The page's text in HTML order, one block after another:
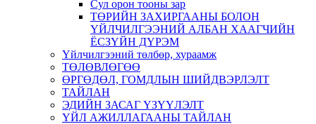
Сул орон тооны зар
ТӨРИЙН ЗАХИРГААНЫ БОЛОН
ҮЙЛЧИЛГЭЭНИЙ АЛБАН ХААГЧИЙН
ЁСЗҮЙН ДҮРЭМ
Үйлчилгээний төлбөр, хураамж
ТӨЛӨВЛӨГӨӨ
ӨРГӨДӨЛ, ГОМДЛЫН ШИЙДВЭРЛЭЛТ
ТАЙЛАН
ЭДИЙН ЗАСАГ ҮЗҮҮЛЭЛТ
ҮЙЛ АЖИЛЛАГААНЫ ТАЙЛАН